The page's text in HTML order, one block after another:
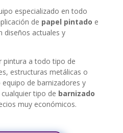
especializado en todo
de papel pintado e
diseños actuales y
pintura a todo tipo de
estructuras metálicas o
de barnizadores y
tipo de barnizado
muy económicos.